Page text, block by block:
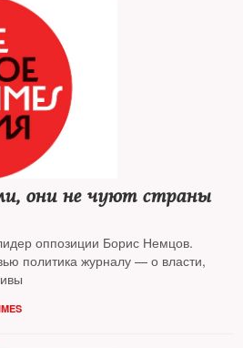
они не чуют страны
оппозиции Борис Немцов.
политика журналу — о власти,